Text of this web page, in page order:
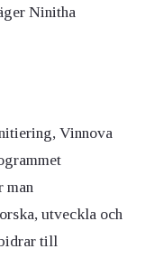
Ninitha
Vinnova
man
utveckla och
till